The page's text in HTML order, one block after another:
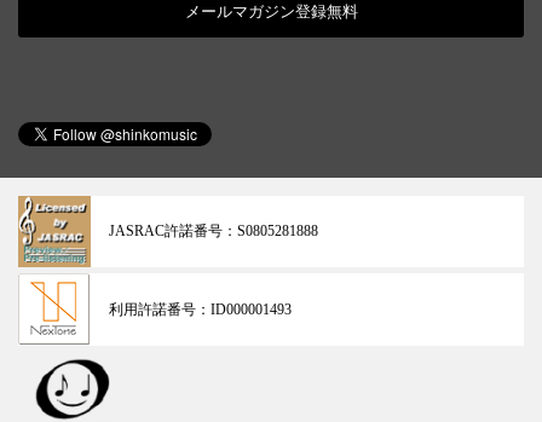
メールマガジン登録無料
JASRAC許諾番号： S0805281888
利用許諾番号： ID000001493